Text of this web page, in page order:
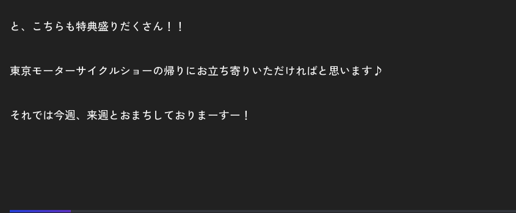
と、こちらも特典盛りだくさん！！
東京モーターサイクルショーの帰りにお立ち寄りいただければと思います♪
それでは今週、来週とおまちしておりまーすー！